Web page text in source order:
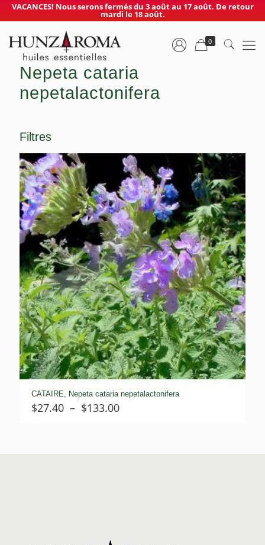
VACANCES! Nous serons fermés du 3 août au 17 août. De retour
mardi le 18 août.
0
Nepeta cataria
nepetalactonifera
Filtres
CATAIRE, Nepeta cataria nepetalactonifera
$27.40 – $133.00Plage